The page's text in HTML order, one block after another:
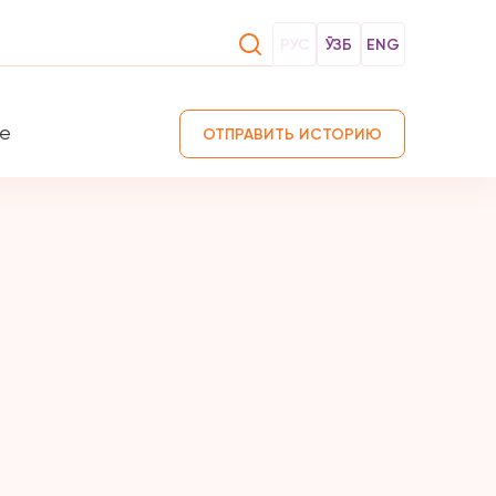
РУС ЎЗБ ENG
ОТПРАВИТЬ ИСТОРИЮ